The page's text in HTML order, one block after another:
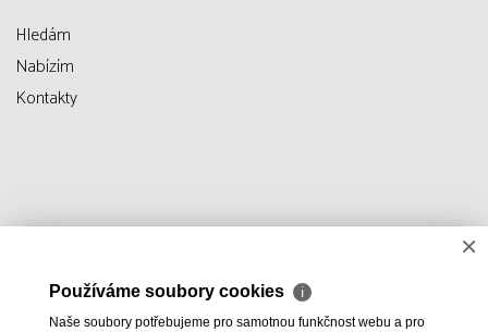
Hledám
Nabízím
Kontakty
×
Používáme soubory cookies ℹ
Naše soubory potřebujeme pro samotnou funkčnost webu a pro